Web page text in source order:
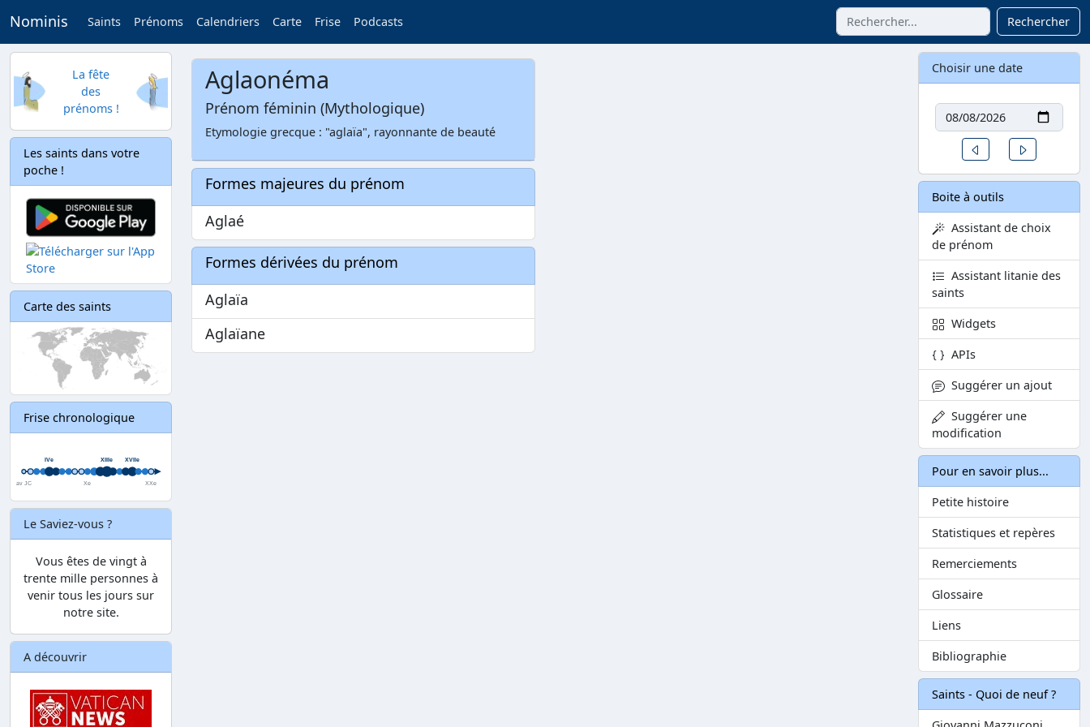
Nominis Saints Prénoms Calendriers Carte Frise Podcasts Rechercher
La fête
des
prénoms !
Les saints dans votre
poche !
Carte des saints
Frise chronologique
Le Saviez-vous ?
Vous êtes de vingt à
trente mille personnes à
venir tous les jours sur
notre site.
A découvrir
Aglaonéma
Prénom féminin (Mythologique)
Etymologie grecque : "aglaïa", rayonnante de beauté
Formes majeures du prénom
Aglaé
Formes dérivées du prénom
Aglaïa
Aglaïane
Choisir une date
Date
Un jour avant
Boite à outils
Assistant de choix
de prénom
Assistant litanie des
saints
Widgets
APIs
Suggérer un ajout
Suggérer une
modification
Pour en savoir plus...
Petite histoire
Statistiques et repères
Remerciements
Glossaire
Liens
Bibliographie
Saints - Quoi de neuf ?